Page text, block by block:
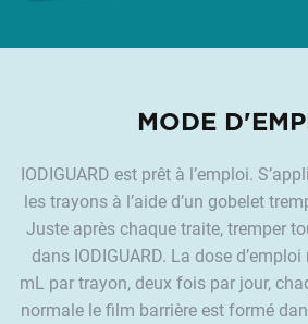
MODE
IODIGUARD est prêt à l’emploi.
les trayons à l’aide d’un gobelet
Juste après chaque traite, tremper
dans IODIGUARD. La dose
mL par trayon, deux fois par jour,
normale le film barrière est formé